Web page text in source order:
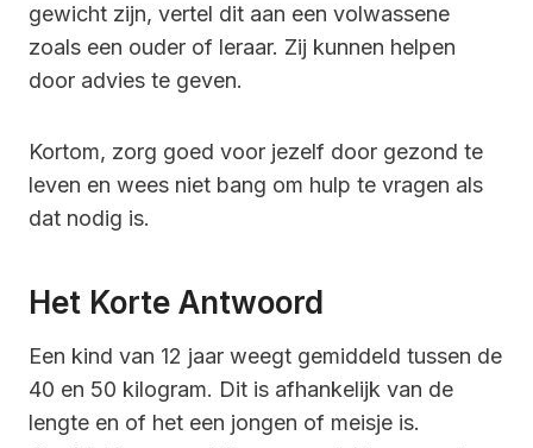
gewicht zijn, vertel dit aan een volwassene
zoals een ouder of leraar. Zij kunnen helpen
door advies te geven.
Kortom, zorg goed voor jezelf door gezond te
leven en wees niet bang om hulp te vragen als
dat nodig is.
Het Korte Antwoord
Een kind van 12 jaar weegt gemiddeld tussen de
40 en 50 kilogram. Dit is afhankelijk van de
lengte en of het een jongen of meisje is.